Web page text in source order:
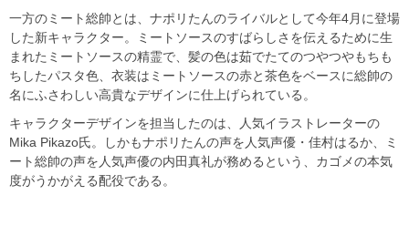
一方のミート総帥とは、ナポリたんのライバルとして今年4月に登場
した新キャラクター。ミートソースのすばらしさを伝えるために生
まれたミートソースの精霊で、髪の色は茹でたてのつやつやもちも
ちしたパスタ色、衣装はミートソースの赤と茶色をベースに総帥の
名にふさわしい高貴なデザインに仕上げられている。
キャラクターデザインを担当したのは、人気イラストレーターの
Mika Pikazo氏。しかもナポリたんの声を人気声優・佳村はるか、ミ
ート総帥の声を人気声優の内田真礼が務めるという、カゴメの本気
度がうかがえる配役である。